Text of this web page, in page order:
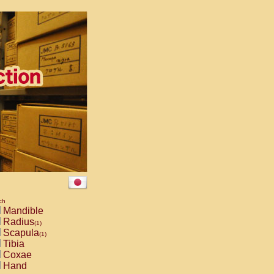
Mandible
Radius(1)
Scapula(1)
Tibia
Coxae
Hand